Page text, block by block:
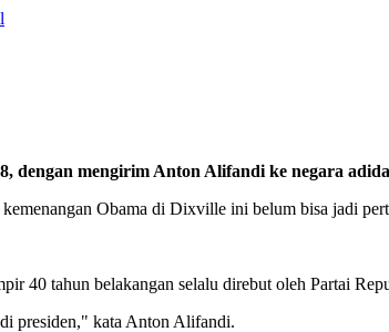
dengan mengirim Anton Alifandi ke negara
Obama di Dixville ini belum bisa jadi
40 tahun belakangan selalu direbut oleh Partai
presiden," kata Anton Alifandi.